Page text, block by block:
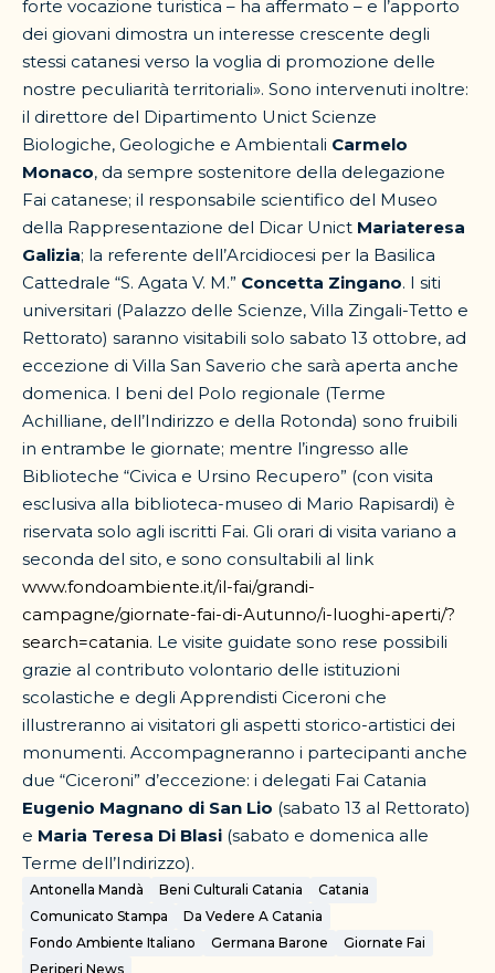
forte vocazione turistica – ha affermato – e l’apporto
dei giovani dimostra un interesse crescente degli
stessi catanesi verso la voglia di promozione delle
nostre peculiarità territoriali». Sono intervenuti inoltre:
il direttore del Dipartimento Unict Scienze
Biologiche, Geologiche e Ambientali Carmelo
Monaco, da sempre sostenitore della delegazione
Fai catanese; il responsabile scientifico del Museo
della Rappresentazione del Dicar Unict Mariateresa
Galizia; la referente dell’Arcidiocesi per la Basilica
Cattedrale “S. Agata V. M.” Concetta Zingano. I siti
universitari (Palazzo delle Scienze, Villa Zingali-Tetto e
Rettorato) saranno visitabili solo sabato 13 ottobre, ad
eccezione di Villa San Saverio che sarà aperta anche
domenica. I beni del Polo regionale (Terme
Achilliane, dell’Indirizzo e della Rotonda) sono fruibili
in entrambe le giornate; mentre l’ingresso alle
Biblioteche “Civica e Ursino Recupero” (con visita
esclusiva alla biblioteca-museo di Mario Rapisardi) è
riservata solo agli iscritti Fai. Gli orari di visita variano a
seconda del sito, e sono consultabili al link
www.fondoambiente.it/il-fai/grandi-
campagne/giornate-fai-di-Autunno/i-luoghi-aperti/?
search=catania. Le visite guidate sono rese possibili
grazie al contributo volontario delle istituzioni
scolastiche e degli Apprendisti Ciceroni che
illustreranno ai visitatori gli aspetti storico-artistici dei
monumenti. Accompagneranno i partecipanti anche
due “Ciceroni” d’eccezione: i delegati Fai Catania
Eugenio Magnano di San Lio (sabato 13 al Rettorato)
e Maria Teresa Di Blasi (sabato e domenica alle
Terme dell’Indirizzo).
Antonella Mandà Beni Culturali Catania
Catania
Comunicato Stampa
Da Vedere A Catania
Fondo Ambiente Italiano
Germana Barone
Giornate Fai
Periperi News